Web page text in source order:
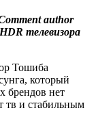
author
телевизора
Тошиба
который
брендов нет
тв и стабильным